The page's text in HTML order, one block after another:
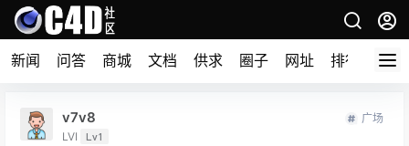
新闻 问答 商城 文档 供求 圈子 网址 排行榜
v7v8
LVI Lv1
广场